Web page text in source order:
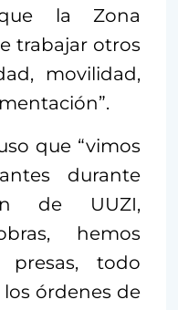
la Zona
trabajar otros
movilidad,
que “vimos
durante
de UUZI,
hemos
presas, todo
órdenes de